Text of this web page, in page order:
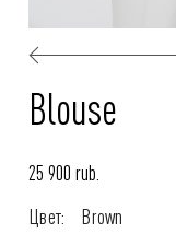
Blouse
25 900 rub.
Цвет:
Brown